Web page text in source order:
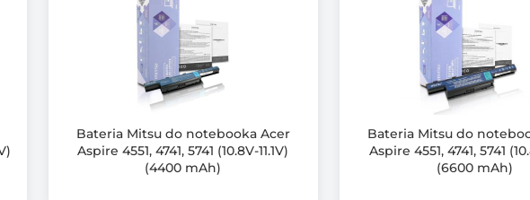
Brak efektu pamięci,
Zabezpieczenie przed: przepięciem, przegrzaniem,
Zabezpieczenie przed: głębokim rozładowaniem oraz
Certyfikat: CE, RoHS,
W zestawie: bateria, instrukcja obsługi, karta gwarancyjna
Bateria Mitsu do notebooka Acer
Aspire 4551, 4741, 5741 (10.8V-11.1V)
(4400 mAh)
Bateria Mitsu do
Aspire 4551, 4741, 5741
(6600 mAh)